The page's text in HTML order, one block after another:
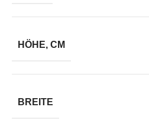
HÖHE, CM
BREITE